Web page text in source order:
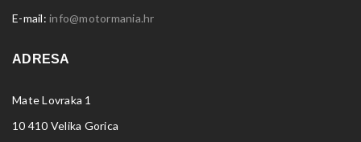
E-mail: info@motormania.hr
ADRESA
Mate Lovraka 1
10 410 Velika Gorica